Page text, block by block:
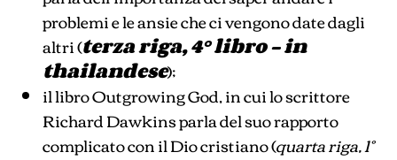
problemi e le ansie che ci vengono date dagli
altri (terza riga, 4° libro – in
thailandese);
il libro Outgrowing God, in cui lo scrittore
Richard Dawkins parla del suo rapporto
complicato con il Dio cristiano (quarta riga, 1°